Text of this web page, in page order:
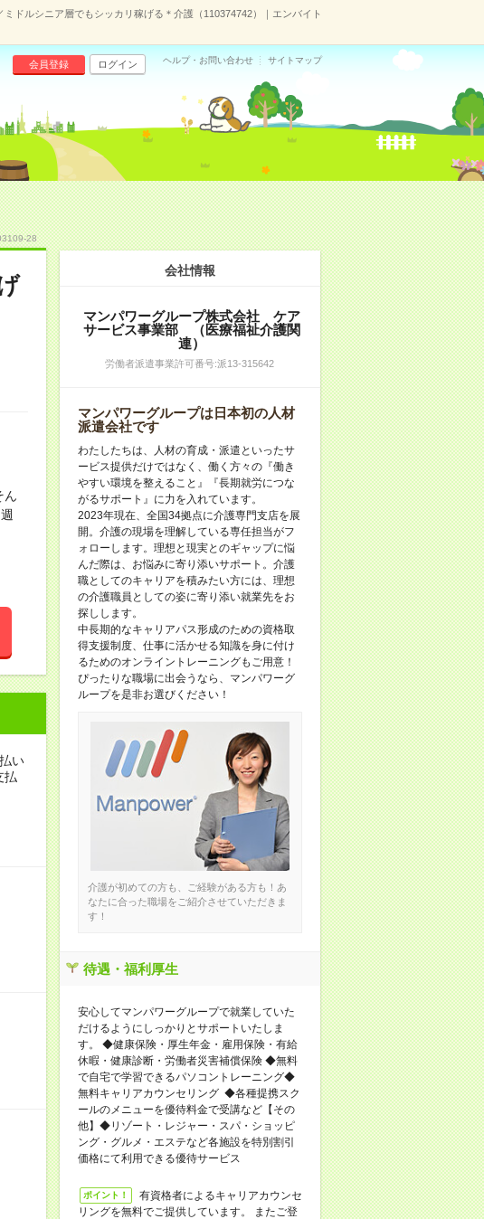
ミドルシニア層でもシッカリ稼げる＊介護（110374742）｜エンバイト
会員登録 ログイン ヘルプ・お問い合わせ サイトマップ
28
ん
い
払
会社情報
マンパワーグループ株式会社 ケア
サービス事業部 （医療福祉介護関
連）
労働者派遣事業許可番号:派13-315642
マンパワーグループは日本初の人材
派遣会社です
わたしたちは、人材の育成・派遣といったサ
ービス提供だけではなく、働く方々の『働き
やすい環境を整えること』『長期就労につな
がるサポート』に力を入れています。
2023年現在、全国34拠点に介護専門支店を展
開。介護の現場を理解している専任担当がフ
ォローします。理想と現実とのギャップに悩
んだ際は、お悩みに寄り添いサポート。介護
職としてのキャリアを積みたい方には、理想
の介護職員としての姿に寄り添い就業先をお
探しします。
中長期的なキャリアパス形成のための資格取
得支援制度、仕事に活かせる知識を身に付け
るためのオンライントレーニングもご用意！
ぴったりな職場に出会うなら、マンパワーグ
ループを是非お選びください！
介護が初めての方も、ご経験がある方も！あ
なたに合った職場をご紹介させていただきま
す！
待遇・福利厚生
安心してマンパワーグループで就業していた
だけるようにしっかりとサポートいたしま
す。 ◆健康保険・厚生年金・雇用保険・有給
休暇・健康診断・労働者災害補償保険 ◆無料
で自宅で学習できるパソコントレーニング◆
無料キャリアカウンセリング ◆各種提携スク
ールのメニューを優待料金で受講など【その
他】◆リゾート・レジャー・スパ・ショッピ
ング・グルメ・エステなど各施設を特別割引
価格にて利用できる優待サービス
ポイント！
有資格者によるキャリアカウンセ
リングを無料でご提供しています。 またご登